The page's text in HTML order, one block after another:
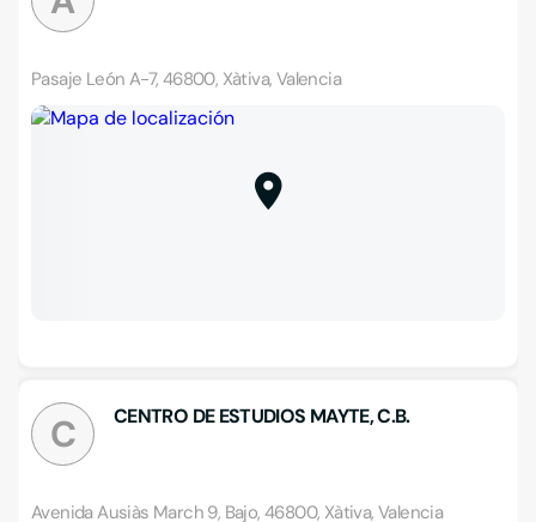
Pasaje León A-7, 46800, Xàtiva, Valencia
C CENTRO DE ESTUDIOS MAYTE, C.B.
Avenida Ausiàs March 9, Bajo, 46800, Xàtiva, Valencia